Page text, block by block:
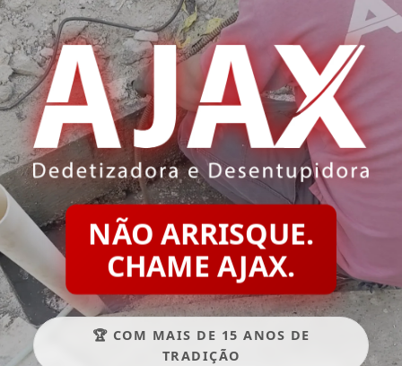
NÃO ARRISQUE.
CHAME AJAX.
🏆 COM MAIS DE 15 ANOS DE
TRADIÇÃO